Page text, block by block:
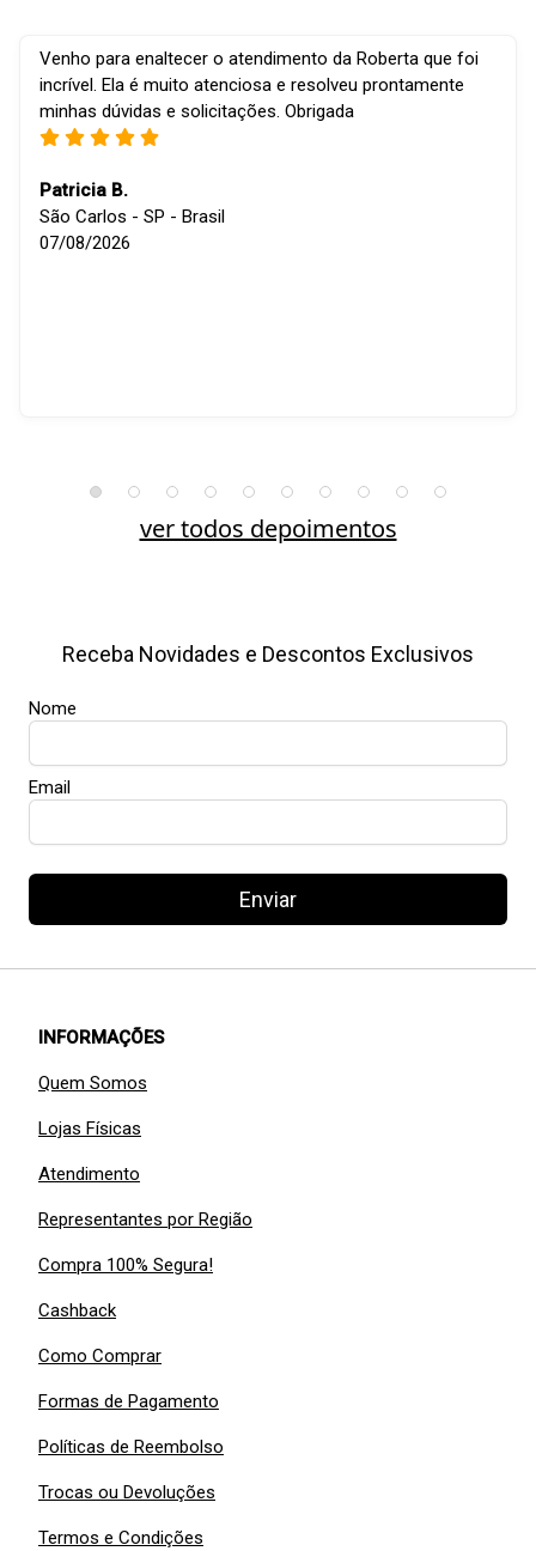
Venho para enaltecer o atendimento da Roberta que foi
incrível. Ela é muito atenciosa e resolveu prontamente
minhas dúvidas e solicitações. Obrigada
Patricia B.
São Carlos - SP - Brasil
07/08/2026
ver todos depoimentos
Receba Novidades e Descontos Exclusivos
Nome
Email
Enviar
INFORMAÇÕES
Quem Somos
Lojas Físicas
Atendimento
Representantes por Região
Compra 100% Segura!
Cashback
Como Comprar
Formas de Pagamento
Políticas de Reembolso
Trocas ou Devoluções
Termos e Condições